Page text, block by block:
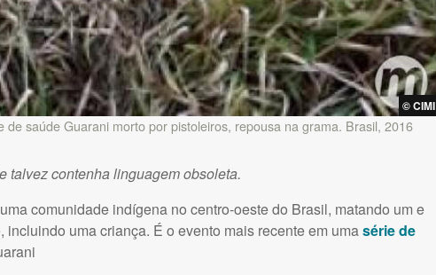
©CIMI
de saúde Guarani morto por pistoleiros, repousa na grama. Brasil, 2016
talvez contenha linguagem obsoleta.
comunidade indígena no centro-oeste do Brasil, matando um e
uma criança. É o evento mais recente em umasérie de